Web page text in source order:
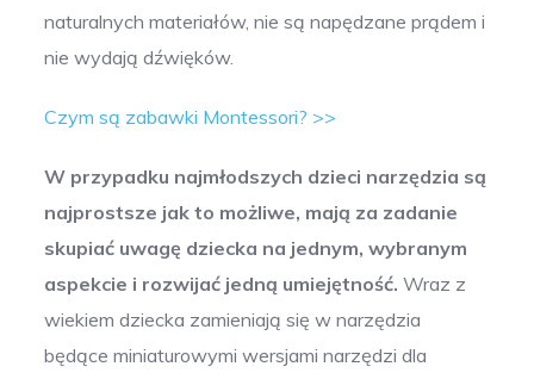
naturalnych materiałów, nie są napędzane prądem i
nie wydają dźwięków.
Czym są zabawki Montessori? >>
W przypadku najmłodszych dzieci narzędzia są
najprostsze jak to możliwe, mają za zadanie
skupiać uwagę dziecka na jednym, wybranym
aspekcie i rozwijać jedną umiejętność. Wraz z
wiekiem dziecka zamieniają się w narzędzia
będące miniaturowymi wersjami narzędzi dla